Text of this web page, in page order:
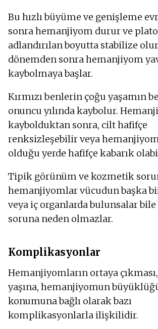
Bu hızlı büyüme ve genişleme
sonra hemanjiyom durur ve
adlandırılan boyutta stabilize
dönemden sonra hemanjiyom
kaybolmaya başlar.
Kırmızı benlerin çoğu yaşamın
onuncu yılında kaybolur.
kaybolduktan sonra, cilt hafifçe
renksizleşebilir veya
olduğu yerde hafifçe kabarık
Tipik görünüm ve kozmetik sorun
hemanjiyomlar vücudun başka
veya iç organlarda bulunsalar bile
soruna neden olmazlar.
Komplikasyonlar
Hemanjiyomların ortaya
yaşına, hemanjiyomun
konumuna bağlı olarak bazı
komplikasyonlarla ilişkilidir.